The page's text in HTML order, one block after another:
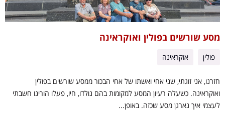
מסע שורשים בפולין ואוקראינה
פולין אוקראינה
חזרנו, אני זוגתי, שני אחי ואשתו של אחי הבכור ממסע שורשים בפולין
ואוקראינה. כשעלה רעיון המסע למקומות בהם נולדו, חיו, פעלו הורינו חשבתי
לעצמי איך נארגן מסע שכזה. באופן...